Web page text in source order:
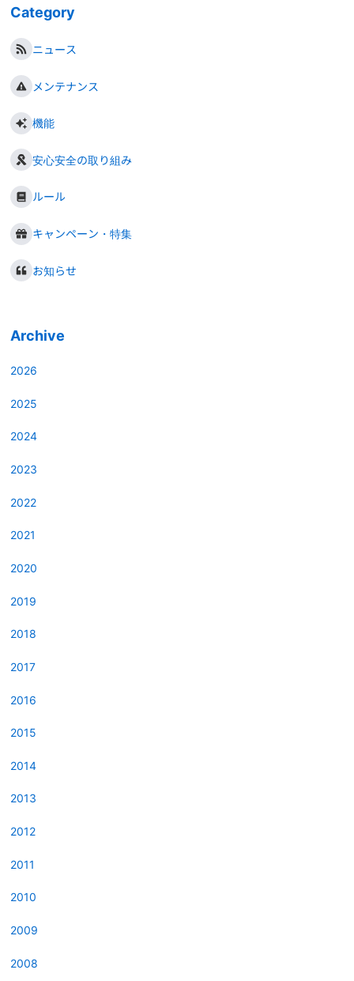
Category
ニュース
メンテナンス
機能
安心安全の取り組み
ルール
キャンペーン・特集
お知らせ
Archive
2026
2025
2024
2023
2022
2021
2020
2019
2018
2017
2016
2015
2014
2013
2012
2011
2010
2009
2008